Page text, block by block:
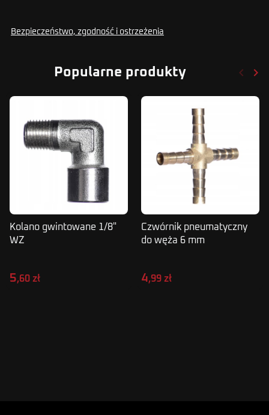
Bezpieczeństwo, zgodność i ostrzeżenia
Popularne produkty keyboard_arrow_left keyboard_arrow_right
Kolano gwintowane 1/8"
WZ
5,60 zł
Czwórnik pneumatyczny
do węża 6 mm
4,99 zł